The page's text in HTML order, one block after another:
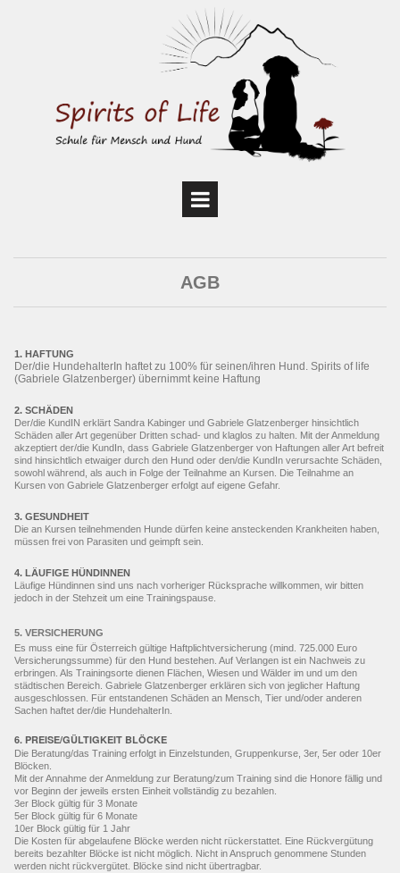
AGB
1. HAFTUNG
Der/die HundehalterIn haftet zu 100% für seinen/ihren Hund. Spirits of life
(Gabriele Glatzenberger) übernimmt keine Haftung
2. SCHÄDEN
Der/die KundIN erklärt Sandra Kabinger und Gabriele Glatzenberger hinsichtlich
Schäden aller Art gegenüber Dritten schad- und klaglos zu halten. Mit der Anmeldung
akzeptiert der/die KundIn, dass Gabriele Glatzenberger von Haftungen aller Art befreit
sind hinsichtlich etwaiger durch den Hund oder den/die KundIn verursachte Schäden,
sowohl während, als auch in Folge der Teilnahme an Kursen. Die Teilnahme an
Kursen von Gabriele Glatzenberger erfolgt auf eigene Gefahr.
3. GESUNDHEIT
Die an Kursen teilnehmenden Hunde dürfen keine ansteckenden Krankheiten haben,
müssen frei von Parasiten und geimpft sein.
4. LÄUFIGE HÜNDINNEN
Läufige Hündinnen sind uns nach vorheriger Rücksprache willkommen, wir bitten
jedoch in der Stehzeit um eine Trainingspause.
5. VERSICHERUNG
Es muss eine für Österreich gültige Haftplichtversicherung (mind. 725.000 Euro
Versicherungssumme) für den Hund bestehen. Auf Verlangen ist ein Nachweis zu
erbringen. Als Trainingsorte dienen Flächen, Wiesen und Wälder im und um den
städtischen Bereich. Gabriele Glatzenberger erklären sich von jeglicher Haftung
ausgeschlossen. Für entstandenen Schäden an Mensch, Tier und/oder anderen
Sachen haftet der/die HundehalterIn.
6. PREISE/GÜLTIGKEIT BLÖCKE
Die Beratung/das Training erfolgt in Einzelstunden, Gruppenkurse, 3er, 5er oder 10er
Blöcken.
Mit der Annahme der Anmeldung zur Beratung/zum Training sind die Honore fällig und
vor Beginn der jeweils ersten Einheit vollständig zu bezahlen.
3er Block gültig für 3 Monate
5er Block gültig für 6 Monate
10er Block gültig für 1 Jahr
Die Kosten für abgelaufene Blöcke werden nicht rückerstattet. Eine Rückvergütung
bereits bezahlter Blöcke ist nicht möglich. Nicht in Anspruch genommene Stunden
werden nicht rückvergütet. Blöcke sind nicht übertragbar.